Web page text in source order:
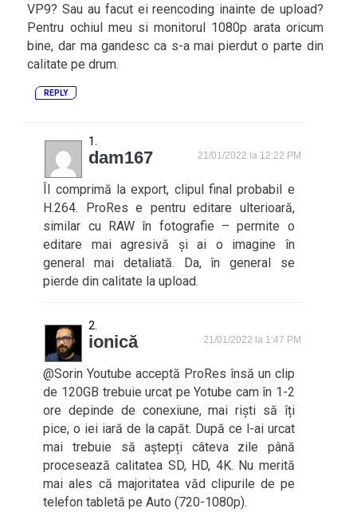
VP9? Sau au facut ei reencoding inainte de upload?
Pentru ochiul meu si monitorul 1080p arata oricum
bine, dar ma gandesc ca s-a mai pierdut o parte din
calitate pe drum.
REPLY
dam167 21/01/2022 la 12:22 PM
Îl comprimă la export, clipul final probabil e
H.264. ProRes e pentru editare ulterioară,
similar cu RAW în fotografie – permite o
editare mai agresivă și ai o imagine în
general mai detaliată. Da, în general se
pierde din calitate la upload.
ionică 21/01/2022 la 1:47 PM
@Sorin Youtube acceptă ProRes însă un clip
de 120GB trebuie urcat pe Yotube cam în 1-2
ore depinde de conexiune, mai riști să îți
pice, o iei iară de la capăt. După ce l-ai urcat
mai trebuie să aștepți câteva zile până
procesează calitatea SD, HD, 4K. Nu merită
mai ales că majoritatea văd clipurile de pe
telefon tabletă pe Auto (720-1080p).